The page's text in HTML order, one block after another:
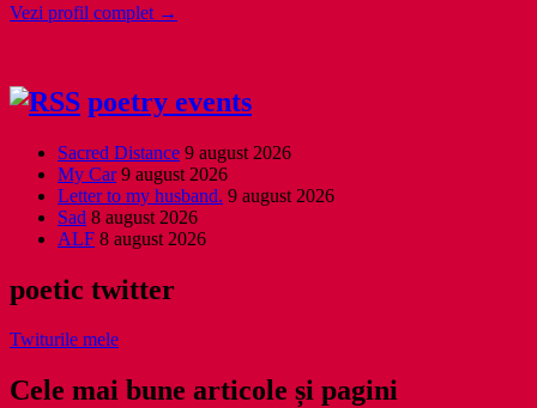
Vezi profil complet →
poetry events
Sacred Distance 9 august 2026
My Car 9 august 2026
Letter to my husband. 9 august 2026
Sad 8 august 2026
ALF 8 august 2026
poetic twitter
Twiturile mele
Cele mai bune articole și pagini